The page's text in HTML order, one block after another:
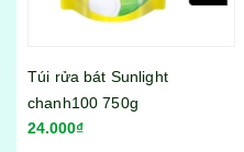
muối biển detox 230g
39.000₫